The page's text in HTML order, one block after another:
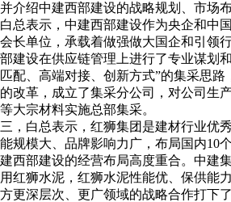
并介绍中建西部建设的战略规划、市场
白总表示，中建西部建设作为央企和中
会长单位，承载着做强做大国企和引领
部建设在供应链管理上进行了专业谋划
匹配、高端对接、创新方式”的集采思
的改革，成立了集采分公司，对公司生
等大宗材料实施总部集采。
三，白总表示，红狮集团是建材行业优
能规模大、品牌影响力广，布局国内10
建西部建设的经营布局高度重合。中建
用红狮水泥，红狮水泥性能优、保供能
方更深层次、更广领域的战略合作打下